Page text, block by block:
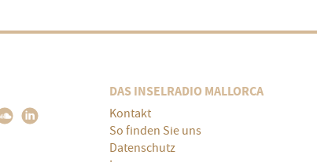
DAS INSELRADIO MALLORCA
Kontakt
So finden Sie uns
Datenschutz